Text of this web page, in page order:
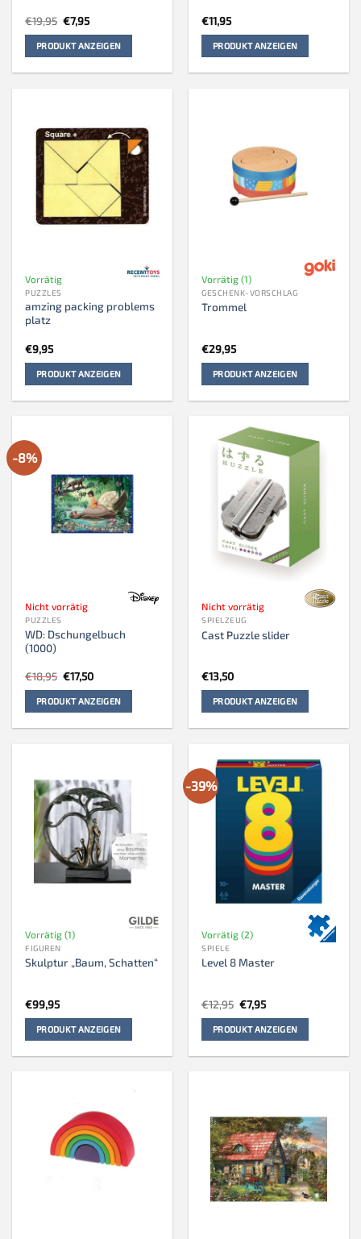
€19,95 Ursprünglicher
Preis
war:
€19,95
€7,95Aktueller
ist:
€7,95.
PRODUKT ANZEIGEN
€11,95
PRODUKT ANZEIGEN
Vorrätig
PUZZLES
amzing packing problems
platz
€9,95
PRODUKT ANZEIGEN
Vorrätig (1)
GESCHENK-VORSCHLAG
Trommel
€29,95
PRODUKT ANZEIGEN
-8%
Nicht vorrätig
PUZZLES
WD: Dschungelbuch
(1000)
€18,95 Ursprünglicher
Preis
war:
€18,95
€17,50Aktueller
ist:
€17,50.
PRODUKT ANZEIGEN
Nicht vorrätig
SPIELZEUG
Cast Puzzle slider
€13,50
PRODUKT ANZEIGEN
Vorrätig (1)
FIGUREN
Skulptur „Baum, Schatten“
€99,95
PRODUKT ANZEIGEN
-39%
Vorrätig (2)
SPIELE
Level 8 Master
€12,95 Ursprünglicher
Preis
war:
€12,95
€7,95Aktueller
ist:
€7,95.
PRODUKT ANZEIGEN